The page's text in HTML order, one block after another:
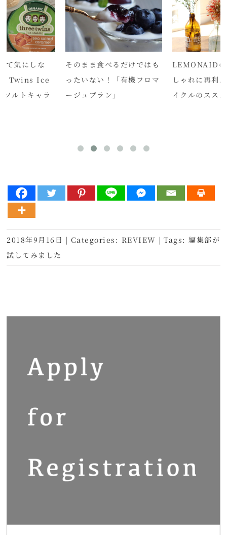
て気にしな
Twins Ice
ルトキャラ
そのまま食べるだけではも
ったいない！「有機フロマ
ージュブラン」
LEMONAIDの
しゃれに再利
イクルのススメ
2018年9月16日 | Categories: REVIEW | Tags:編集部が
試してみました